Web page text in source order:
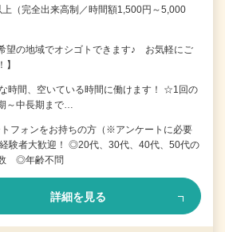
（完全出来高制／時間額1,500円～5,000
望の地域でオシゴトできます♪ お気軽にご
時間、空いている時間に働けます！ ☆1回の
～中長期まで…
フォンをお持ちの方（※アンケートに必要
験者大歓迎！ ◎20代、30代、40代、50代の
◎年齢不問
詳細を見る